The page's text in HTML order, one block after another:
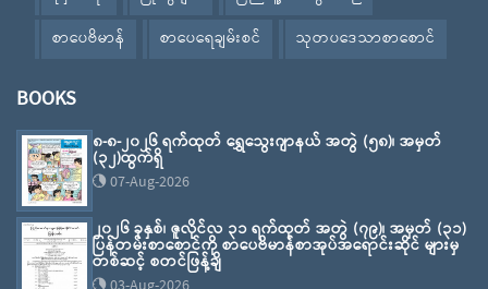
စာပေဗိမာန်
စာပေရေချမ်းစင် သုတပဒေသာစာစောင်
BOOKS
၈-၈-၂၀၂၆ ရက်ထုတ် ရွှေသွေးဂျာနယ် အတွဲ (၅၈)၊ အမှတ်
(၃၂)ထွက်ရှိ
07-Aug-2026
၂၀၂၆ ခုနှစ်၊ ဇူလိုင်လ ၃၁ ရက်ထုတ် အတွဲ (၇၉)၊ အမှတ် (၃၁)
ပြန်တမ်းစာစောင်ကို စာပေဗိမာန်စာအုပ်အရောင်းဆိုင် များမှ
တစ်ဆင့် စတင်ဖြန့်ချိ